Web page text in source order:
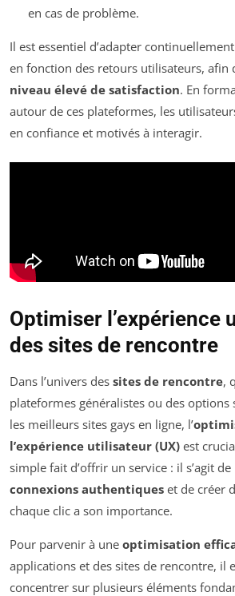
en cas de problème.
Il est essentiel d’adapter
en fonction des retours utilisateurs, afin
niveau élevé de satisfaction. En
autour de ces plateformes, les
en confiance et motivés à interagir.
Optimiser l’expérience
des sites de rencontre
Dans l’univers des sites de rencontre,
plateformes généralistes ou des options
les meilleurs sites gays en ligne, l’
l’expérience utilisateur (UX) est
simple fait d’offrir un service : il s’agit
connexions authentiques et de créer
chaque clic a son importance.
Pour parvenir à une optimisation
applications et des sites de rencontre, il
concentrer sur plusieurs éléments